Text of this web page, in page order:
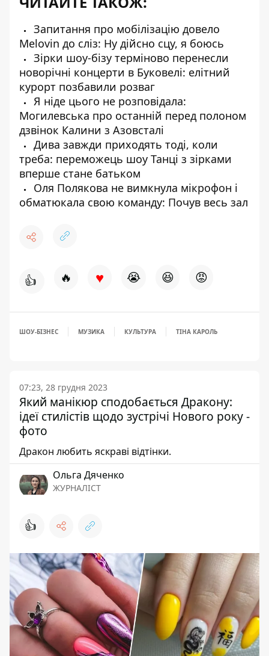
Запитання про мобілізацію довело
Melovin до сліз: Ну дійсно сцу, я боюсь
Зірки шоу-бізу терміново перенесли
новорічні концерти в Буковелі: елітний
курорт позбавили розваг
Я ніде цього не розповідала:
Могилевська про останній перед полоном
дзвінок Калини з Азовсталі
Дива завжди приходять тоді, коли
треба: переможець шоу Танці з зірками
вперше стане батьком
Оля Полякова не вимкнула мікрофон і
обматюкала свою команду: Почув весь зал
👍 🔥 ♥ 😭 😆 😡
ШОУ-БІЗНЕС МУЗИКА КУЛЬТУРА ТІНА КАРОЛЬ
07:23, 28 грудня 2023
Який манікюр сподобається Дракону:
ідеї стилістів щодо зустрічі Нового року -
фото
Дракон любить яскраві відтінки.
Ольга Дяченко
ЖУРНАЛІСТ
👍